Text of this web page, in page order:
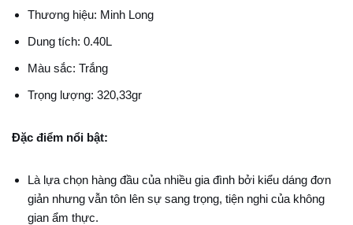
Thương hiệu: Minh Long
Dung tích: 0.40L
Màu sắc: Trắng
Trọng lượng: 320,33gr
Đặc điểm nổi bật:
Là lựa chọn hàng đầu của nhiều gia đình bởi kiểu dáng đơn
giản nhưng vẫn tôn lên sự sang trọng, tiện nghi của không
gian ẩm thực.